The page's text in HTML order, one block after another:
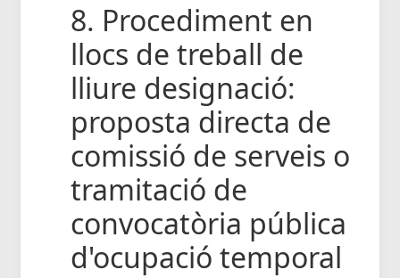
8. Procediment en
llocs de treball de
lliure designació:
proposta directa de
comissió de serveis o
tramitació de
convocatòria pública
d'ocupació temporal